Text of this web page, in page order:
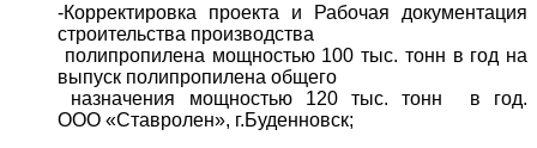
-Корректировка проекта и Рабочая документация
строительства производства
полипропилена мощностью 100 тыс. тонн в год на
выпуск полипропилена общего
назначения мощностью 120 тыс. тонн в год.
ООО «Ставролен», г.Буденновск;